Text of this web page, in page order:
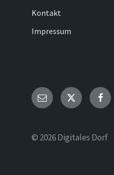
Kontakt
Impressum
Email Twitter
© 2026 Digitales Dorf